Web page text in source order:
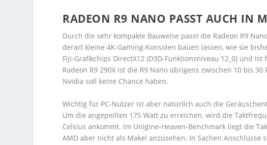
RADEON R9 NANO PASST AUCH IN
Durch die sehr kompakte Bauweise passt die Radeon R9
derart kleine 4K-Gaming-Konsolen bauen lassen, wie sie
Fiji-Grafikchips DirectX12 (D3D-Funktionsniveau 12_0) und
Radeon R9 290X ist die R9 Nano übrigens zwischen 10 bis
Nvidia soll keine Chance haben.
Wichtig für PC-Nutzer ist aber natürlich auch die
Um die angepeilten 175 Watt zu erreichen, wird die
Celsius ankommt. Im Unigine-Heaven-Benchmark liegt die
AMD aber nicht als Makel anzusehen. In Sachen